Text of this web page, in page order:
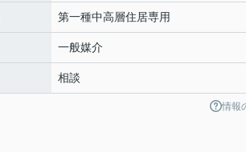
第一種中高層住居専用
一般媒介
相談
情報